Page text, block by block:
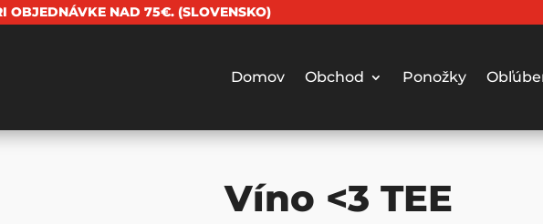
OBJEDNÁVKE NAD 75€. (SLOVENSKO)
Domov Obchod Ponožky
Víno <3 TEE